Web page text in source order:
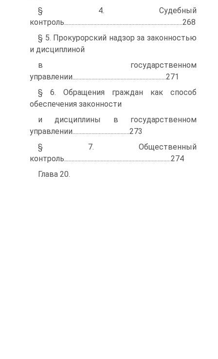
§ 4. Судебный
контроль.................................................................................268
§ 5. Прокурорский надзор за законностью
и дисциплиной
в государственном
управлении................................................................271
§ 6. Обращения граждан как способ
обеспечения законности
и дисциплины в государственном
управлении.......................................273
§ 7. Общественный
контроль.........................................................................274
Глава 20.